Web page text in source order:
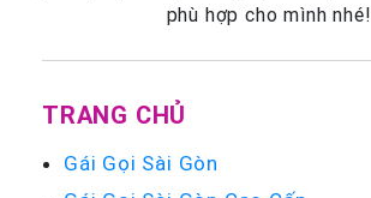
phù hợp cho mình nhé!
TRANG CHỦ
Gái Gọi Sài Gòn